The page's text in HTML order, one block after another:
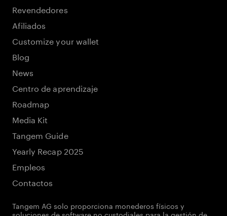
Revendedores
Afiliados
Customize your wallet
Blog
News
Centro de aprendizaje
Roadmap
Media Kit
Tangem Guide
Yearly Recap 2025
Empleos
Contactos
Tangem AG solo proporciona monederos físicos y